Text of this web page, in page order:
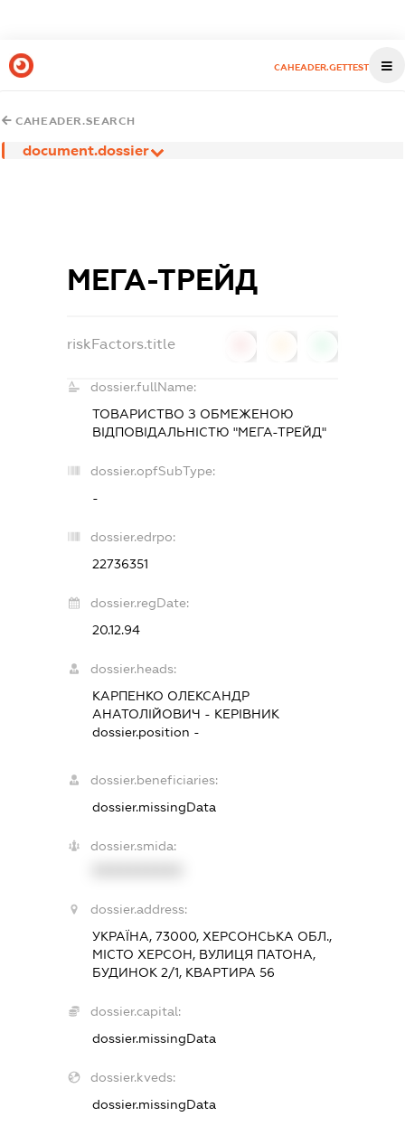
CAHEADER.GETTEST
CAHEADER.SEARCH
document.dossier
МЕГА-ТРЕЙД
riskFactors.title
dossier.fullName:
ТОВАРИСТВО З ОБМЕЖЕНОЮ
ВІДПОВІДАЛЬНІСТЮ "МЕГА-ТРЕЙД"
dossier.opfSubType:
-
dossier.edrpo:
22736351
dossier.regDate:
20.12.94
dossier.heads:
КАРПЕНКО ОЛЕКСАНДР
АНАТОЛІЙОВИЧ - КЕРІВНИК
dossier.position -
dossier.beneficiaries:
dossier.missingData
dossier.smida:
dossier.address:
УКРАЇНА, 73000, ХЕРСОНСЬКА ОБЛ.,
МІСТО ХЕРСОН, ВУЛИЦЯ ПАТОНА,
БУДИНОК 2/1, КВАРТИРА 56
dossier.capital:
dossier.missingData
dossier.kveds:
dossier.missingData